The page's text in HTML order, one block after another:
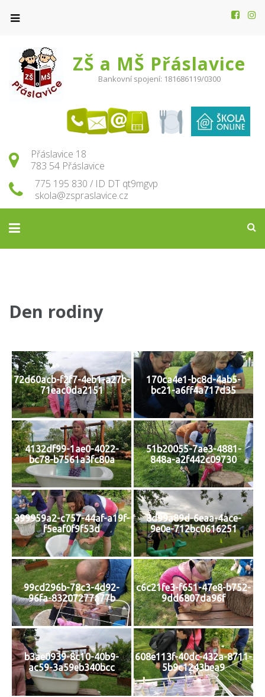
ZŠ a MŠ Přáslavice
Bankovní spojení: 181686119/0300
Přáslavice 18
783 54 Přáslavice
775 195 830 / ID DT qt9mgvp
skola@zspraslavice.cz
Den rodiny
72d60acb-f2f7-4eb1-a27b-
71eac0da2151
170ca4e1-bc8d-4ab5-
bc21-a6ff4a717d35
4132df99-1ae0-4022-
bc78-b7561a3fc80a
51b20055-7ae3-4881-
848a-a2f442c09730
399959a2-c757-44af-a19f-
f5eaf0f9f53d
8d99a89d-6eaa-4ace-
9e0e-712bc0616251
99cd296b-78c3-4d92-
96fa-83207277a77b
c6c21fe3-f651-47e8-b752-
9dd6807da96f
b3ae0939-8c10-40b9-
ac59-3a59eb340bcc
608e113f-40dc-432a-8711-
5b9c1243bea9